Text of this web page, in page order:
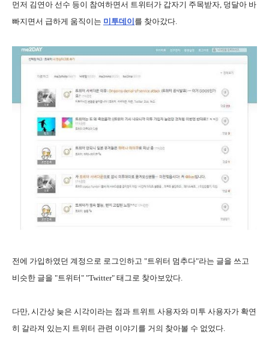
먼저 김연아 선수 등이 참여하면서 트위터가 갑자기 주목받자, 덩달아 바
빠지면서 급하게 움직이는 미투데이 를 찾아갔다.
전에 가입하였던 계정으로 로그인하고 "트위터 멈추다"라는 글을 쓰고
비슷한 글을 "트위터" "Twitter" 태그로 찾아보았다.
다만, 시간상 늦은 시각이라는 점과 트위트 사용자와 미투 사용자가 확연
히 갈라져 있는지 트위터 관련 이야기를 거의 찾아볼 수 없었다.